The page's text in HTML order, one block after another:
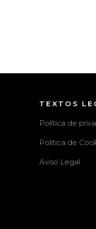
TEXTOS
Política de
Política de
Aviso Legal